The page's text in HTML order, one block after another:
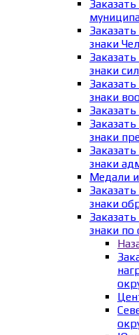
знаки
знаки
знаки
знаки
знаки
Медали
знаки
знаки